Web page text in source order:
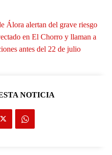
Álora alertan del grave riesgo
en El Chorro y llaman a
antes del 22 de julio
NOTICIA